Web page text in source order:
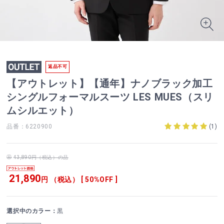
返品不可
【アウトレット】【通年】ナノブラック加工
シングルフォーマルスーツ LES MUES（スリ
ムシルエット）
品番：6220900 (1 )
43,890円（税込）の品
21,890 円 （税込） [ 50%OFF ]
選択中のカラー：黒